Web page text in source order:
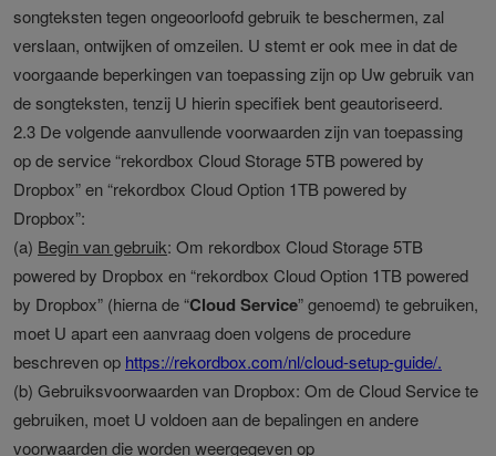
songteksten tegen ongeoorloofd gebruik te beschermen, zal
verslaan, ontwijken of omzeilen. U stemt er ook mee in dat de
voorgaande beperkingen van toepassing zijn op Uw gebruik van
de songteksten, tenzij U hierin specifiek bent geautoriseerd.
2.3 De volgende aanvullende voorwaarden zijn van toepassing
op de service “rekordbox Cloud Storage 5TB powered by
Dropbox” en “rekordbox Cloud Option 1TB powered by
Dropbox”:
(a) Begin van gebruik: Om rekordbox Cloud Storage 5TB
powered by Dropbox en “rekordbox Cloud Option 1TB powered
by Dropbox” (hierna de “Cloud Service” genoemd) te gebruiken,
moet U apart een aanvraag doen volgens de procedure
beschreven op https://rekordbox.com/nl/cloud-setup-guide/.
(b) Gebruiksvoorwaarden van Dropbox: Om de Cloud Service te
gebruiken, moet U voldoen aan de bepalingen en andere
voorwaarden die worden weergegeven op